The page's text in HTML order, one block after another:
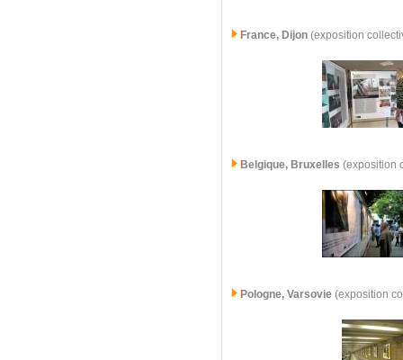
France, Dijon (exposition
Belgique, Bruxelles (exposition
Pologne, Varsovie (exposition